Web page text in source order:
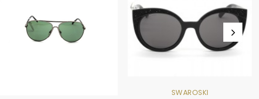
SWAROSKI